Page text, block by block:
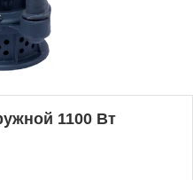
1100 Вт